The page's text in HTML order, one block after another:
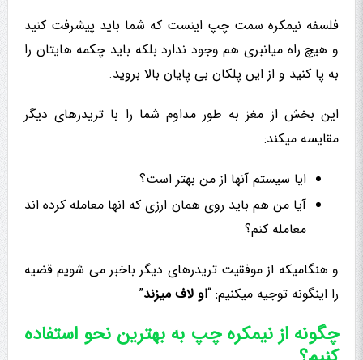
فلسفه نیمکره سمت چپ اینست که شما باید پیشرفت کنید
و هیچ راه میانبری هم وجود ندارد بلکه باید چکمه هایتان را
به پا کنید و از این پلکان بی پایان بالا بروید.
این بخش از مغز به طور مداوم شما را با تریدرهای دیگر
مقایسه میکند:
ایا سیستم آنها از من بهتر است؟
آیا من هم باید روی همان ارزی که انها معامله کرده اند
معامله کنم؟
و هنگامیکه از موفقیت تریدرهای دیگر باخبر می شویم قضیه
را اینگونه توجیه میکنیم: “او لاف میزند”
چگونه از نیمکره چپ به بهترین نحو استفاده